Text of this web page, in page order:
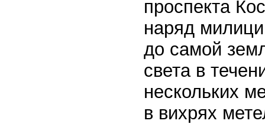
проспекта
наряд
до самой
света в
нескольких
в вихрях